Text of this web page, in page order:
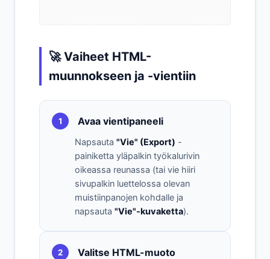
🚀 Vaiheet HTML-
muunnokseen ja -vientiin
1 Avaa vientipaneeli
Napsauta "Vie" (Export) -
painiketta yläpalkin työkalurivin
oikeassa reunassa (tai vie hiiri
sivupalkin luettelossa olevan
muistiinpanojen kohdalle ja
napsauta "Vie"-kuvaketta).
2 Valitse HTML-muoto